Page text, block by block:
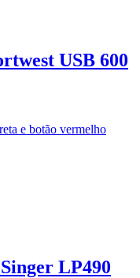
USB 600
LP490